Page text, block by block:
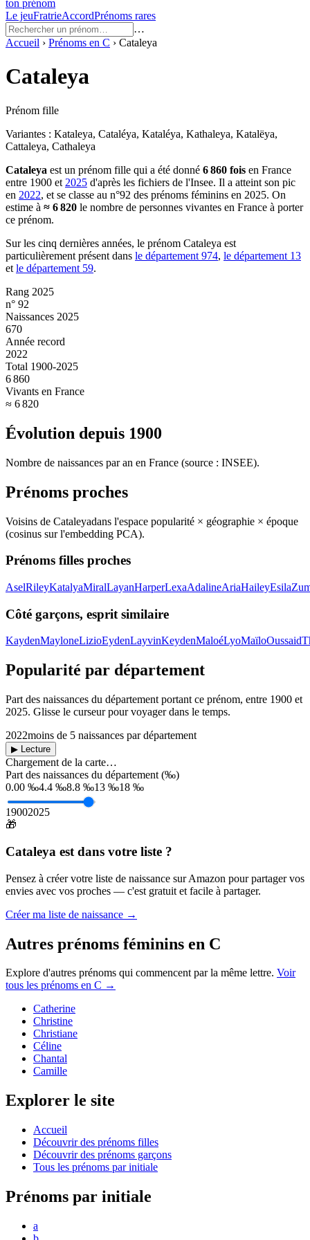
ton prénom
Le jeuFratrieAccordPrénoms rares
…
Accueil › Prénoms en C › Cataleya
Cataleya
Prénom fille
Variantes : Kataleya, Cataléya, Kataléya, Kathaleya, Katalëya,
Cattaleya, Cathaleya
Cataleya est un prénom fille qui a été donné 6 860 fois en France
entre 1900 et 2025 d'après les fichiers de l'Insee. Il a atteint son pic
en 2022, et se classe au n°92 des prénoms féminins en 2025. On
estime à ≈ 6 820 le nombre de personnes vivantes en France à porter
ce prénom.
Sur les cinq dernières années, le prénom Cataleya est
particulièrement présent dans le département 974, le département 13
et le département 59.
Rang 2025
n° 92
Naissances 2025
670
Année record
2022
Total 1900-2025
6 860
Vivants en France
≈ 6 820
Évolution depuis 1900
Nombre de naissances par an en France (source : INSEE).
Prénoms proches
Voisins de Cataleyadans l'espace popularité × géographie × époque
(cosinus sur l'embedding PCA).
Prénoms filles proches
AselRileyKatalyaMiralLayanHarperLexaAdalineAriaHaileyEsila
Côté garçons, esprit similaire
KaydenMayloneLizioEydenLayvinKeydenMaloéLyoMaïloOussaid
Popularité par département
Part des naissances du département portant ce prénom, entre 1900 et
2025. Glisse le curseur pour voyager dans le temps.
2022moins de 5 naissances par département
▶ Lecture
Chargement de la carte…
Part des naissances du département (‰)
0.00 ‰4.4 ‰8.8 ‰13 ‰18 ‰
19002025
🎁
Cataleya est dans votre liste ?
Pensez à créer votre liste de naissance sur Amazon pour partager vos
envies avec vos proches — c'est gratuit et facile à partager.
Créer ma liste de naissance →
Autres prénoms féminins en C
Explore d'autres prénoms qui commencent par la même lettre. Voir
tous les prénoms en C →
Catherine
Christine
Christiane
Céline
Chantal
Camille
Explorer le site
Accueil
Découvrir des prénoms filles
Découvrir des prénoms garçons
Tous les prénoms par initiale
Prénoms par initiale
a